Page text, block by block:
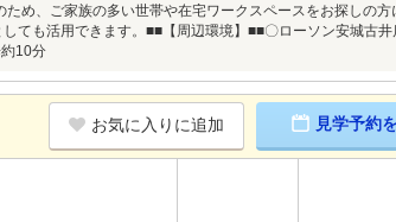
め、ご家族の多い世帯や在宅ワークスペースをお探しの
しても活用できます。■■【周辺環境】■■〇ローソン安城
10分
お気に入りに追加 見学予約